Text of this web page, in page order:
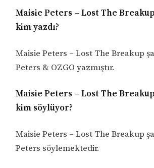
Maisie Peters – Lost The Breakup
kim yazdı?
Maisie Peters – Lost The Breakup
Peters & OZGO yazmıştır.
Maisie Peters – Lost The Breakup
kim söylüyor?
Maisie Peters – Lost The Breakup
Peters söylemektedir.